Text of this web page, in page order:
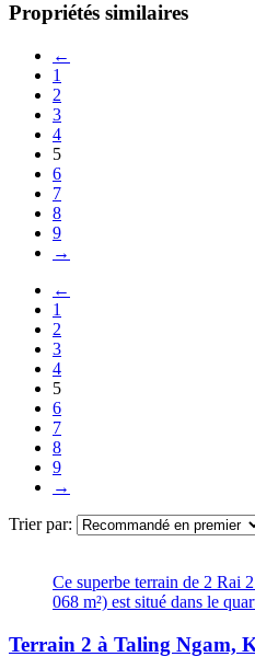
Propriétés similaires
←
1
2
3
4
5
6
7
8
9
→
←
1
2
3
4
5
6
7
8
9
→
Trier par:
Ce superbe terrain de 2 Rai
068 m²) est situé dans le
Terrain 2 à Taling Ngam,